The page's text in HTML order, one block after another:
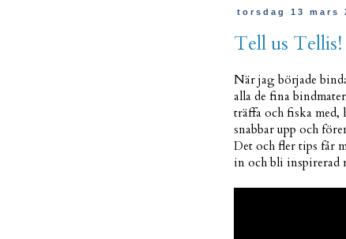
torsdag 13 mars
Tell us Tellis!
När jag började
alla de fina
träffa och fiska med,
snabbar upp och
Det och fler tips får
in och bli inspirerad